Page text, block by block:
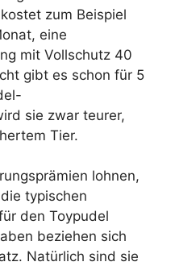
zum Beispiel
eine
mit Vollschutz 40
gibt es schon für 5
sie zwar teurer,
Tier.
lohnen,
typischen
den Toypudel
beziehen sich
Natürlich sind sie